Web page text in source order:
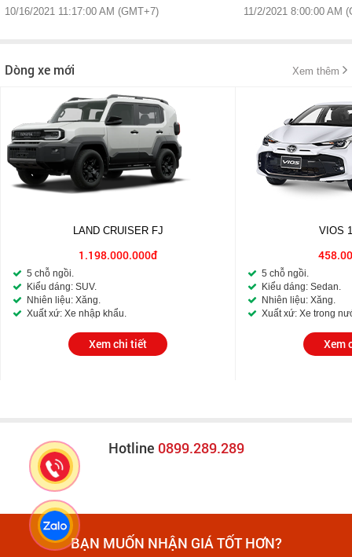
10/16/2021 11:17:00 AM (GMT+7) 11/2/2021 8:00:00 AM
Dòng xe mới Xem thêm
LAND CRUISER FJ
1.198.000.000đ
5 chỗ ngồi.
Kiểu dáng: SUV.
Nhiên liệu: Xăng.
Xuất xứ: Xe nhập khẩu.
Xem chi tiết
VIOS
5 chỗ ngồi.
Kiểu dáng: Sedan.
Nhiên liệu: Xăng.
Xuất xứ: Xe trong
Xem
Hotline 0899.289.289
BẠN MUỐN NHẬN GIÁ TỐT HƠN?